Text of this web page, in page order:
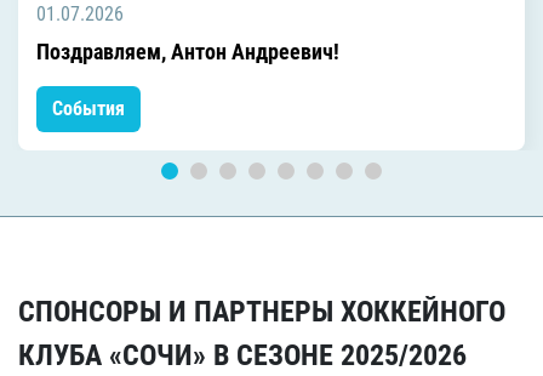
01.07.2026
Поздравляем, Антон Андреевич!
События
СПОНСОРЫ И ПАРТНЕРЫ ХОККЕЙНОГО
КЛУБА «СОЧИ» В СЕЗОНЕ 2025/2026